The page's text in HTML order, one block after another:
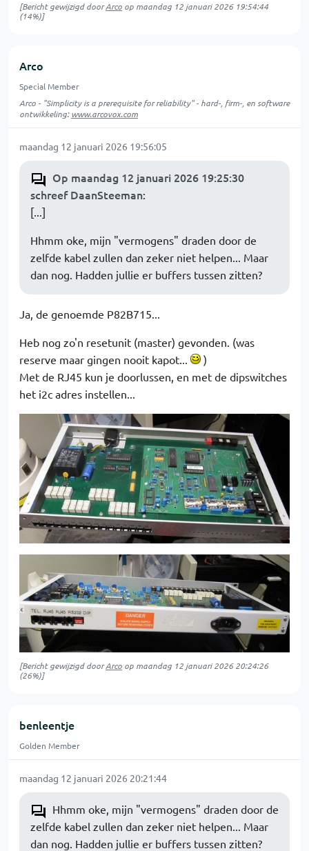
[Bericht gewijzigd doorArco op maandag 12 januari 2026 19:54:44
(14%)]
Arco
Special Member
Arco - "Simplicity is a prerequisite for reliability" - hard-, firm-, en software
ontwikkeling:www.arcovox.com
maandag 12 januari 2026 19:56:05
Op maandag 12 januari 2026 19:25:30
schreef DaanSteeman:
[...]
Hhmm oke, mijn "vermogens" draden door de
zelfde kabel zullen dan zeker niet helpen... Maar
dan nog. Hadden jullie er buffers tussen zitten?
Ja, de genoemde P82B715...
Heb nog zo'n resetunit (master) gevonden. (was
reserve maar gingen nooit kapot...
)
Met de RJ45 kun je doorlussen, en met de dipswitches
het i2c adres instellen...
[Bericht gewijzigd doorArco op maandag 12 januari 2026 20:24:26
(26%)]
benleentje
Golden Member
maandag 12 januari 2026 20:21:44
Hhmm oke, mijn "vermogens" draden door de
zelfde kabel zullen dan zeker niet helpen... Maar
dan nog. Hadden jullie er buffers tussen zitten?